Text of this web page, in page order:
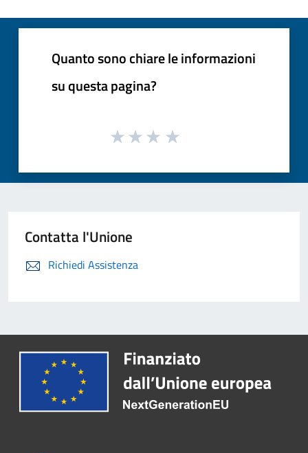
Quanto sono chiare le informazioni
su questa pagina?
Contatta l'Unione
Richiedi Assistenza